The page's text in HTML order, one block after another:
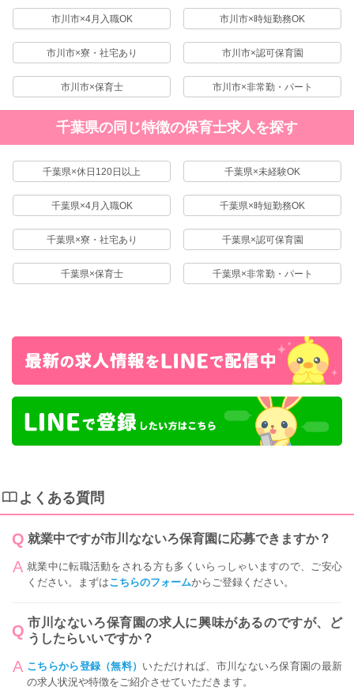
市川市×4月入職OK 市川市×時短勤務OK
市川市×寮・社宅あり 市川市×認可保育園
市川市×保育士 市川市×非常勤・パート
千葉県の同じ特徴の保育士求人を探す
千葉県×休日120日以上 千葉県×未経験OK
千葉県×4月入職OK 千葉県×時短勤務OK
千葉県×寮・社宅あり 千葉県×認可保育園
千葉県×保育士 千葉県×非常勤・パート
よくある質問
就業中ですが市川なないろ保育園に応募できますか？
就業中に転職活動をされる方も多くいらっしゃいますので、ご安心
ください。まずはこちらのフォームからご登録ください。
市川なないろ保育園の求人に興味があるのですが、ど
うしたらいいですか？
こちらから登録（無料） いただければ、市川なないろ保育園の最新
の求人状況や特徴をご紹介させていただきます。